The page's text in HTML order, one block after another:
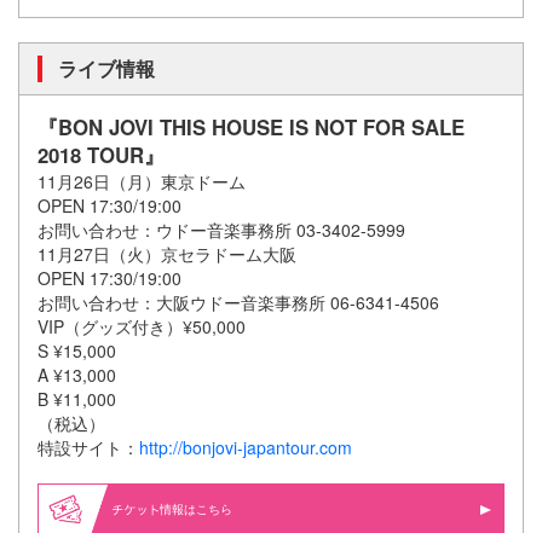
ライブ情報
『BON JOVI THIS HOUSE IS NOT FOR SALE
2018 TOUR』
11月26日（月）東京ドーム
OPEN 17:30/19:00
お問い合わせ：ウドー音楽事務所 03-3402-5999
11月27日（火）京セラドーム大阪
OPEN 17:30/19:00
お問い合わせ：大阪ウドー音楽事務所 06-6341-4506
VIP（グッズ付き）¥50,000
S ¥15,000
A ¥13,000
B ¥11,000
（税込）
特設サイト： http://bonjovi-japantour.com
情報はこちら